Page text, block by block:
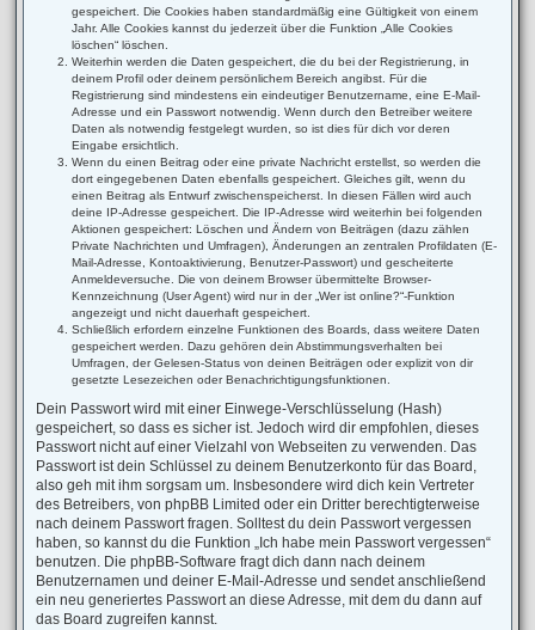
gespeichert. Die Cookies haben standardmäßig eine Gültigkeit von einem
Jahr. Alle Cookies kannst du jederzeit über die Funktion „Alle Cookies
löschen“ löschen.
Weiterhin werden die Daten gespeichert, die du bei der Registrierung, in
deinem Profil oder deinem persönlichem Bereich angibst. Für die
Registrierung sind mindestens ein eindeutiger Benutzername, eine E-Mail-
Adresse und ein Passwort notwendig. Wenn durch den Betreiber weitere
Daten als notwendig festgelegt wurden, so ist dies für dich vor deren
Eingabe ersichtlich.
Wenn du einen Beitrag oder eine private Nachricht erstellst, so werden die
dort eingegebenen Daten ebenfalls gespeichert. Gleiches gilt, wenn du
einen Beitrag als Entwurf zwischenspeicherst. In diesen Fällen wird auch
deine IP-Adresse gespeichert. Die IP-Adresse wird weiterhin bei folgenden
Aktionen gespeichert: Löschen und Ändern von Beiträgen (dazu zählen
Private Nachrichten und Umfragen), Änderungen an zentralen Profildaten (E-
Mail-Adresse, Kontoaktivierung, Benutzer-Passwort) und gescheiterte
Anmeldeversuche. Die von deinem Browser übermittelte Browser-
Kennzeichnung (User Agent) wird nur in der „Wer ist online?“-Funktion
angezeigt und nicht dauerhaft gespeichert.
Schließlich erfordern einzelne Funktionen des Boards, dass weitere Daten
gespeichert werden. Dazu gehören dein Abstimmungsverhalten bei
Umfragen, der Gelesen-Status von deinen Beiträgen oder explizit von dir
gesetzte Lesezeichen oder Benachrichtigungsfunktionen.
Dein Passwort wird mit einer Einwege-Verschlüsselung (Hash)
gespeichert, so dass es sicher ist. Jedoch wird dir empfohlen, dieses
Passwort nicht auf einer Vielzahl von Webseiten zu verwenden. Das
Passwort ist dein Schlüssel zu deinem Benutzerkonto für das Board,
also geh mit ihm sorgsam um. Insbesondere wird dich kein Vertreter
des Betreibers, von phpBB Limited oder ein Dritter berechtigterweise
nach deinem Passwort fragen. Solltest du dein Passwort vergessen
haben, so kannst du die Funktion „Ich habe mein Passwort vergessen“
benutzen. Die phpBB-Software fragt dich dann nach deinem
Benutzernamen und deiner E-Mail-Adresse und sendet anschließend
ein neu generiertes Passwort an diese Adresse, mit dem du dann auf
das Board zugreifen kannst.